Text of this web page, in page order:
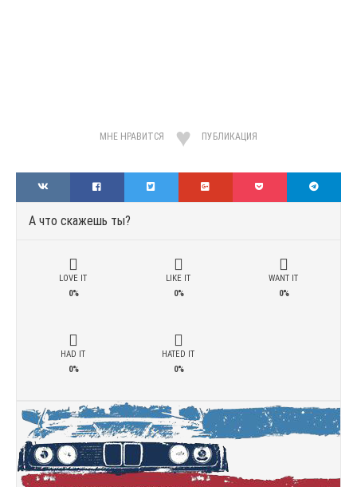
МНЕ НРАВИТСЯ ПУБЛИКАЦИЯ
А что скажешь ты?
LOVE IT
0%
LIKE IT
0%
WANT IT
0%
HAD IT
0%
HATED IT
0%